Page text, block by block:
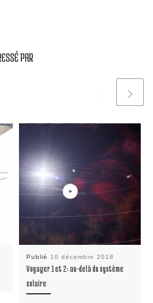
PAR
Publié 10 décembre 2018
Voyager 1 et 2: au-delà du système
solaire